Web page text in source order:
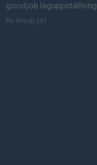
goodjob laguppställning
No lineup yet